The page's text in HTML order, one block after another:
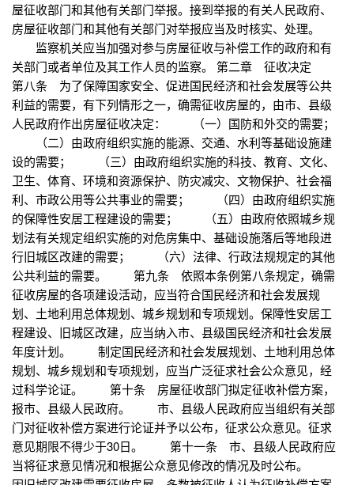
屋征收部门和其他有关部门举报。接到举报的有关人民政府、
房屋征收部门和其他有关部门对举报应当及时核实、处理。
监察机关应当加强对参与房屋征收与补偿工作的政府和有
关部门或者单位及其工作人员的监察。 第二章 征收决定
第八条 为了保障国家安全、促进国民经济和社会发展等公共
利益的需要，有下列情形之一，确需征收房屋的，由市、县级
人民政府作出房屋征收决定： （一）国防和外交的需要；
（二）由政府组织实施的能源、交通、水利等基础设施建
设的需要； （三）由政府组织实施的科技、教育、文化、
卫生、体育、环境和资源保护、防灾减灾、文物保护、社会福
利、市政公用等公共事业的需要； （四）由政府组织实施
的保障性安居工程建设的需要； （五）由政府依照城乡规
划法有关规定组织实施的对危房集中、基础设施落后等地段进
行旧城区改建的需要； （六）法律、行政法规规定的其他
公共利益的需要。 第九条 依照本条例第八条规定，确需
征收房屋的各项建设活动，应当符合国民经济和社会发展规
划、土地利用总体规划、城乡规划和专项规划。保障性安居工
程建设、旧城区改建，应当纳入市、县级国民经济和社会发展
年度计划。 制定国民经济和社会发展规划、土地利用总体
规划、城乡规划和专项规划，应当广泛征求社会公众意见，经
过科学论证。 第十条 房屋征收部门拟定征收补偿方案，
报市、县级人民政府。 市、县级人民政府应当组织有关部
门对征收补偿方案进行论证并予以公布，征求公众意见。征求
意见期限不得少于30日。 第十一条 市、县级人民政府应
当将征求意见情况和根据公众意见修改的情况及时公布。